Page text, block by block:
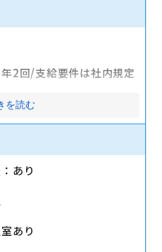
2回/支給要件は社内規定
時間：10h/月）
域によって研修日程が異
を読む
あり
あり